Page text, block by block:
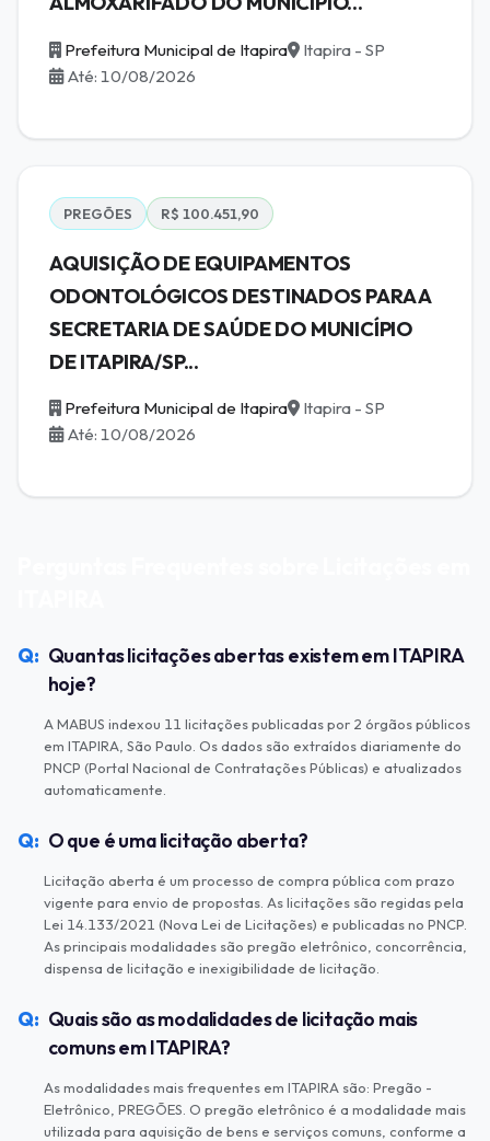
Prefeitura Municipal de Itapira
Itapira - SP
Até: 10/08/2026
PREGÕES R$ 100.451,90
AQUISIÇÃO DE EQUIPAMENTOS
ODONTOLÓGICOS DESTINADOS PARA A
SECRETARIA DE SAÚDE DO MUNICÍPIO
DE ITAPIRA/SP...
Prefeitura Municipal de Itapira
Itapira - SP
Até: 10/08/2026
Quantas licitações abertas existem em ITAPIRA
hoje?
A MABUS indexou 11 licitações publicadas por 2 órgãos públicos
em ITAPIRA, São Paulo. Os dados são extraídos diariamente do
PNCP (Portal Nacional de Contratações Públicas) e atualizados
automaticamente.
O que é uma licitação aberta?
Licitação aberta é um processo de compra pública com prazo
vigente para envio de propostas. As licitações são regidas pela
Lei 14.133/2021 (Nova Lei de Licitações) e publicadas no PNCP.
As principais modalidades são pregão eletrônico, concorrência,
dispensa de licitação e inexigibilidade de licitação.
Quais são as modalidades de licitação mais
comuns em ITAPIRA?
As modalidades mais frequentes em ITAPIRA são: Pregão -
Eletrônico, PREGÕES. O pregão eletrônico é a modalidade mais
utilizada para aquisição de bens e serviços comuns, conforme a